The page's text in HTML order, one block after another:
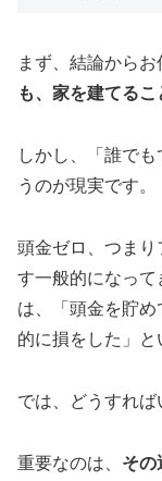
まず、結論からお
も、家を建てるこ
しかし、「誰で
うのが現実です。
頭金ゼロ、つまり
す一般的になっ
は、「頭金を貯
的に損をした」と
では、どうすれば
重要なのは、 その